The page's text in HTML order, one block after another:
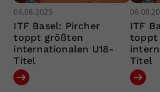
06.08.2025
ITF Basel: Pircher
toppt größten
internationalen U18-
Titel
ITF
toppt
Titel